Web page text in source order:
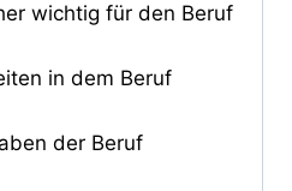
wichtig für den Beruf
in dem Beruf
der Beruf